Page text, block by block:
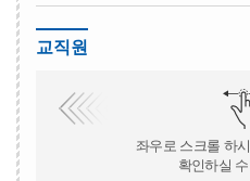
교직원
좌우로 스크롤 하
확인하실